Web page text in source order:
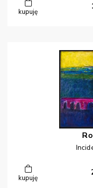
kupuję
kupuję